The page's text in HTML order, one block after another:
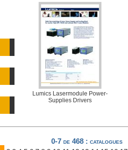
Lumics Lasermodule Power-
Supplies Drivers
0-7 de 468: catalogues